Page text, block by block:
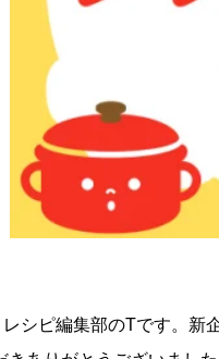
レシピ編集部のTです。新